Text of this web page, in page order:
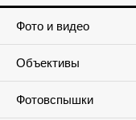
Фото и видео
Объективы
Фотовспышки